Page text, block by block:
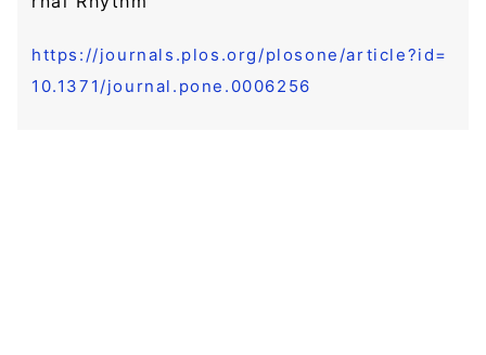
https://journals.plos.org/plosone/article?id=
10.1371/journal.pone.0006256